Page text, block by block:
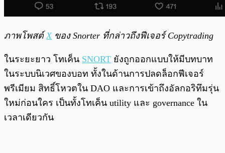
ภาพโพสต์ Xของ Snorter ที่กล่าวถึงฟีเจอร์ Copytrading
ในระยะยาว โทเค็น SNORT ยังถูกออกแบบให้มีบทบาท
ในระบบนิเวศของบอท ทั้งในด้านการปลดล็อกฟีเจอร์
พรีเมียม สิทธิ์โหวตใน DAO และการเข้าถึงอัลกอริทึมรุ่น
ใหม่ก่อนใคร เป็นทั้งโทเค็น utility และ governance ใน
เวลาเดียวกัน